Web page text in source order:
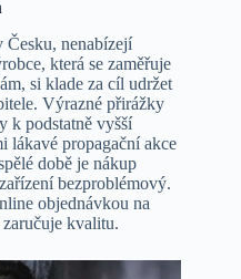
Česku, nenabízejí
která se zaměřuje
si klade za cíl udržet
Výrazné přirážky
k podstatně vyšší
lákavé propagační akce
době je nákup
bezproblémový.
objednávkou na
kvalitu.